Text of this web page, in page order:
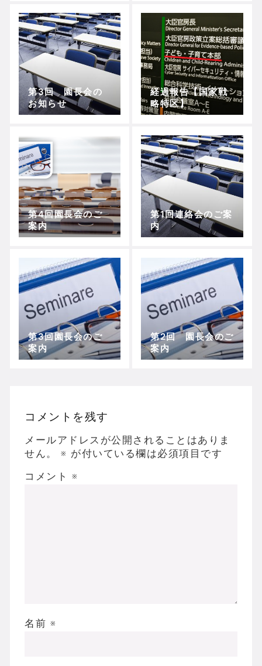
第3回 園長会の
お知らせ
経過報告【国家戦
略特区】
第4回園長会のご
案内
第1回連絡会のご案
内
第3回園長会のご
案内
第2回 園長会のご
案内
コメントを残す
メールアドレスが公開されることはありま
せん。
※ が付いている欄は必須項目です
コメント ※
名前 ※